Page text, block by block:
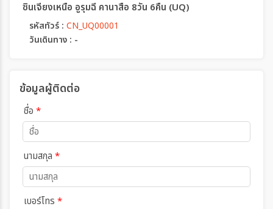
ซินเจียงเหนือ อูรุมฉี คานาสือ 8วัน 6คืน (UQ)
รหัสทัวร์ : CN_UQ00001
วันเดินทาง : -
ข้อมูลผู้ติดต่อ
ชื่อ *
นามสกุล *
เบอร์โทร *